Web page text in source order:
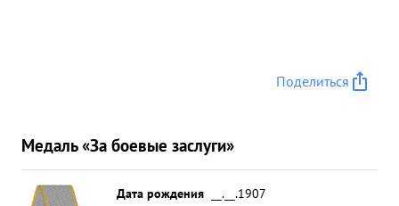
Поделиться
Медаль «За боевые заслуги»
Дата рождения
__.__.1907